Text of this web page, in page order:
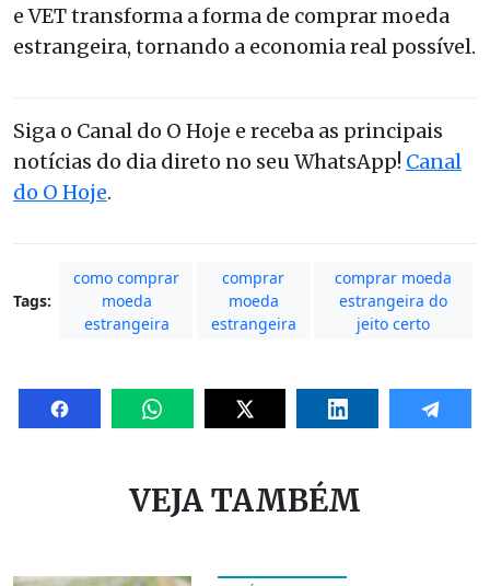
e VET transforma a forma de comprar moeda
estrangeira, tornando a economia real possível.
Siga o Canal do O Hoje e receba as principais
notícias do dia direto no seu WhatsApp! Canal
do O Hoje.
Tags:
como comprar
moeda
estrangeira
comprar
moeda
estrangeira
comprar moeda
estrangeira do
jeito certo
VEJA TAMBÉM